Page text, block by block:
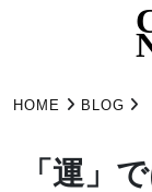
HOME BLOG
「運」